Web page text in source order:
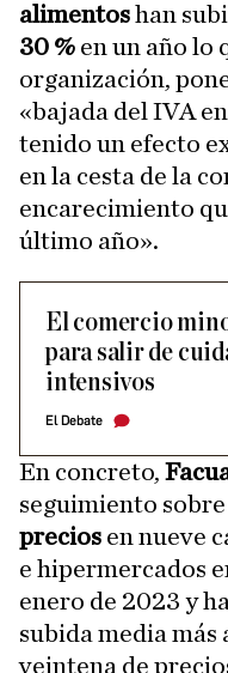
alimentoshan
30 % en un año lo
organización,
«bajada del IVA
tenido un efecto
en la cesta de la
encarecimiento
último año».
El comercio
para salir de
intensivos
El Debate
En concreto,
seguimiento
precios en nueve
e hipermercados
enero de 2023 y
subida media más
veintena de